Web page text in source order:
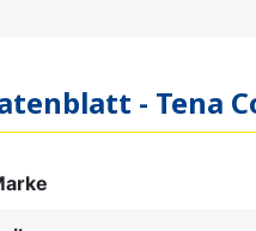
- Tena